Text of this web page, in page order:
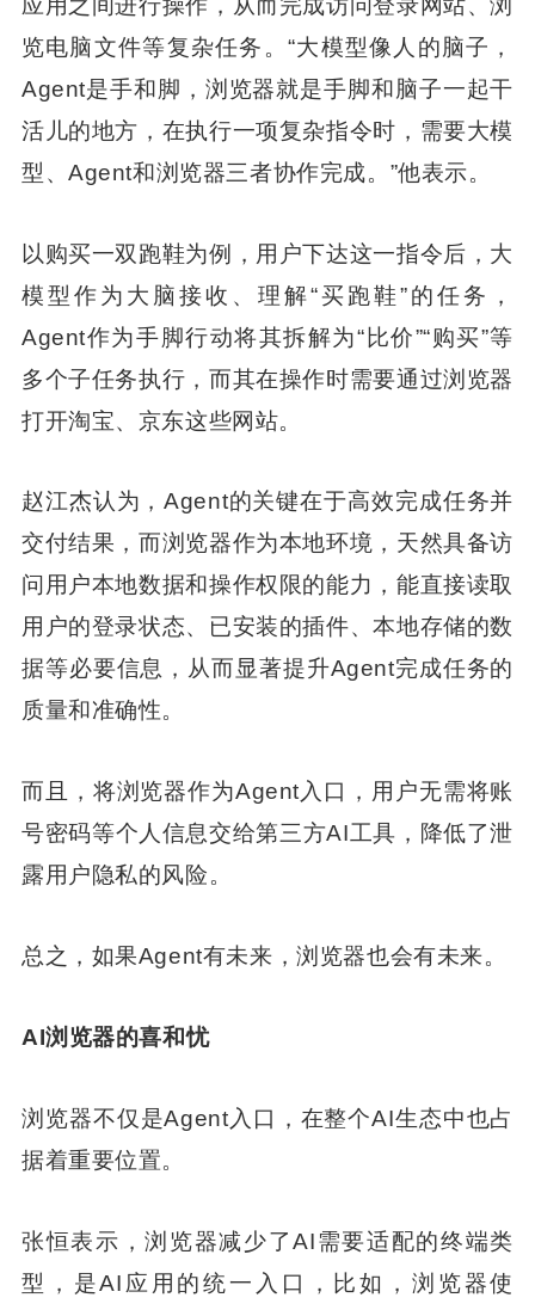
览电脑文件等复杂任务。“大模型像人的脑子，
Agent是手和脚，浏览器就是手脚和脑子一起干
活儿的地方，在执行一项复杂指令时，需要大模
型、Agent和浏览器三者协作完成。”他表示。
以购买一双跑鞋为例，用户下达这一指令后，大
模型作为大脑接收、理解“买跑鞋”的任务，
Agent作为手脚行动将其拆解为“比价”“购买”等
多个子任务执行，而其在操作时需要通过浏览器
打开淘宝、京东这些网站。
赵江杰认为，Agent的关键在于高效完成任务并
交付结果，而浏览器作为本地环境，天然具备访
问用户本地数据和操作权限的能力，能直接读取
用户的登录状态、已安装的插件、本地存储的数
据等必要信息，从而显著提升Agent完成任务的
质量和准确性。
而且，将浏览器作为Agent入口，用户无需将账
号密码等个人信息交给第三方AI工具，降低了泄
露用户隐私的风险。
总之，如果Agent有未来，浏览器也会有未来。
AI浏览器的喜和忧
浏览器不仅是Agent入口，在整个AI生态中也占
据着重要位置。
张恒表示，浏览器减少了AI需要适配的终端类
型，是AI应用的统一入口，比如，浏览器使